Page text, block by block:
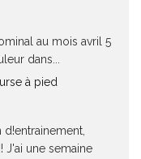
au mois avril 5
dans...
à pied
J'ai une semaine